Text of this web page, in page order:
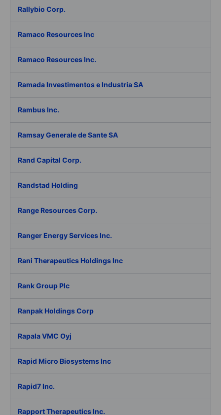
Rallybio Corp.
Ramaco Resources Inc
Ramaco Resources Inc.
Ramada Investimentos e Industria SA
Rambus Inc.
Ramsay Generale de Sante SA
Rand Capital Corp.
Randstad Holding
Range Resources Corp.
Ranger Energy Services Inc.
Rani Therapeutics Holdings Inc
Rank Group Plc
Ranpak Holdings Corp
Rapala VMC Oyj
Rapid Micro Biosystems Inc
Rapid7 Inc.
Rapport Therapeutics Inc.